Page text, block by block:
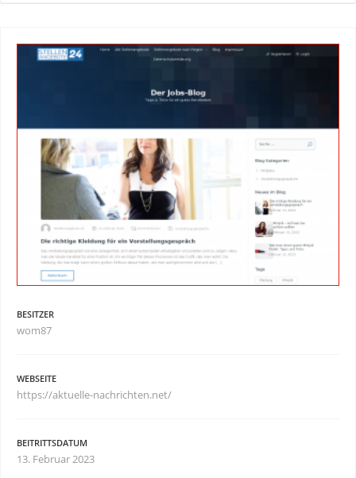
BESITZER
wom87
WEBSEITE
https://aktuelle-nachrichten.net/
BEITRITTSDATUM
13. Februar 2023